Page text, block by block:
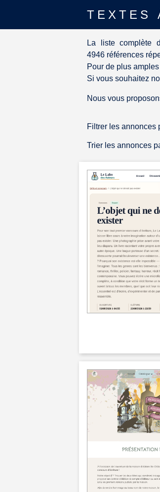
TEXTES
La liste complète
4946 références
Pour de plus
Si vous souhaitez
Nous vous
Filtrer les annonces
Trier les annonces